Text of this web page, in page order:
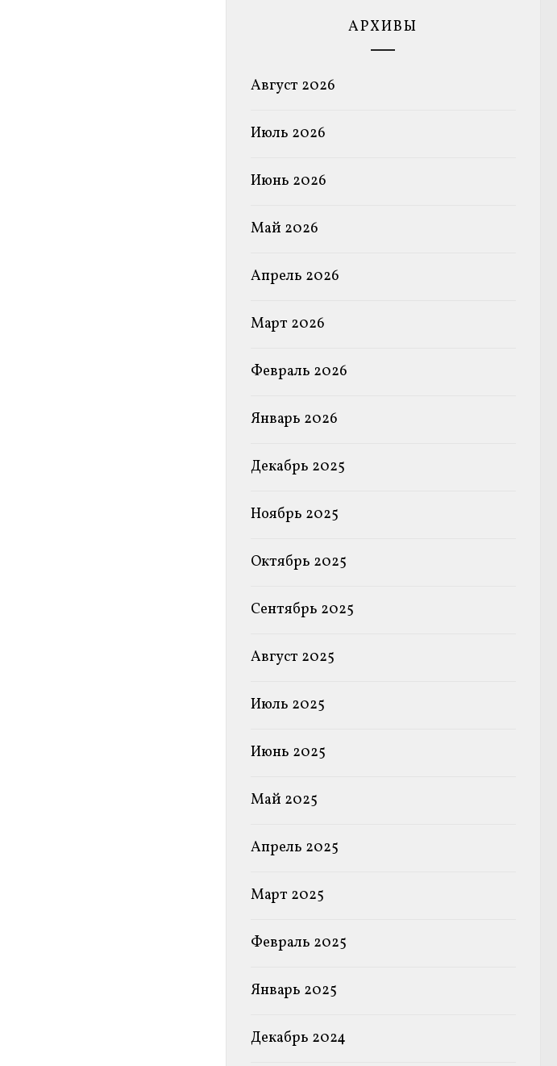
АРХИВЫ
Август 2026
Июль 2026
Июнь 2026
Май 2026
Апрель 2026
Март 2026
Февраль 2026
Январь 2026
Декабрь 2025
Ноябрь 2025
Октябрь 2025
Сентябрь 2025
Август 2025
Июль 2025
Июнь 2025
Май 2025
Апрель 2025
Март 2025
Февраль 2025
Январь 2025
Декабрь 2024